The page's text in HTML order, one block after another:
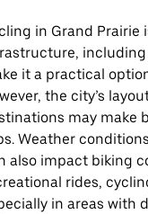
in Grand Prairie
including
it a practical
the city’s
may make
Weather
also impact biking
rides,
in areas with